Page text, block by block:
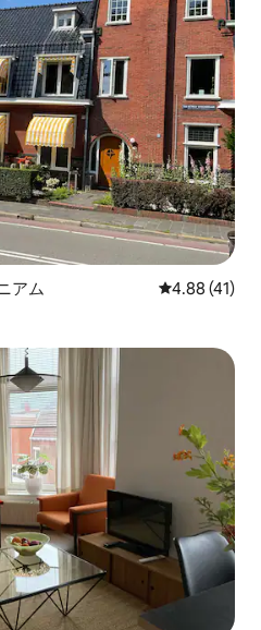
アム レビュー41
4.88 (41)
。